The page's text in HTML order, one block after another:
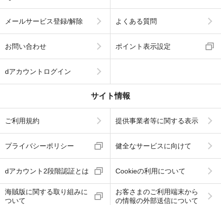
メールサービス登録/解除 よくある質問
お問い合わせ ポイント表示設定
dアカウントログイン
サイト情報
ご利用規約 提供事業者等に関する表示
プライバシーポリシー 健全なサービスに向けて
dアカウント2段階認証とは Cookieの利用について
海賊版に関する取り組みに
ついて
お客さまのご利用端末から
の情報の外部送信について